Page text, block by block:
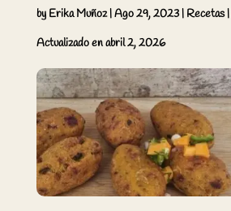
by Erika Muñoz|Ago 29, 2023| Recetas|
Actualizado en abril 2, 2026